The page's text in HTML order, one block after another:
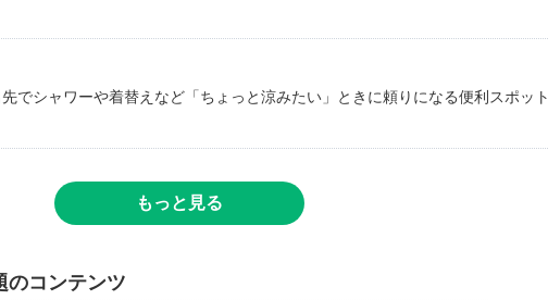
先でシャワーや着替えなど「ちょっと涼みたい」ときに頼りになる便利スポット
もっと見る
のコンテンツ